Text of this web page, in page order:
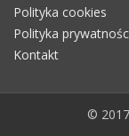
Polityka cookies
Polityka
Kontakt
© 2017